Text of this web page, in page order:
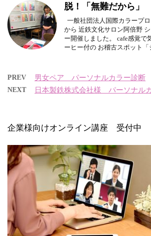
脱！「無難だから」
一般社団法人国際カラープ
から 近鉄文化サロン阿倍野
ー開催しました。 cafe感覚で
ーヒー付の お稽古スポット「
PREV 男女ペア パーソナルカラー診断
NEXT 日本製鉄株式会社様 パーソナル
企業様向けオンライン講座 受付中